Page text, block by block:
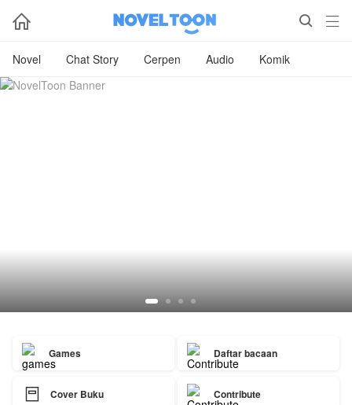
  
Novel Chat Story Cerpen Audio Komik
Games Daftar bacaan
 Cover Buku Contribute